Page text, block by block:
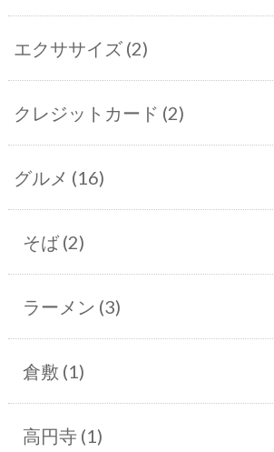
エクササイズ (2)
クレジットカード (2)
グルメ (16)
そば(2)
ラーメン (3)
倉敷 (1)
高円寺 (1)